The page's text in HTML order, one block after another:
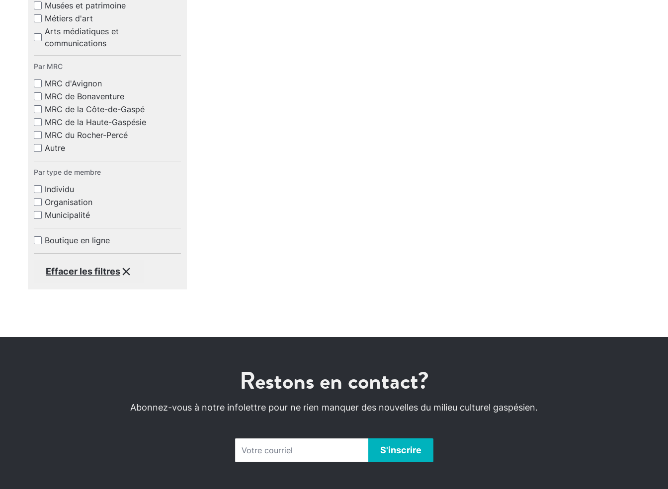
Musées et patrimoine
Métiers d'art
Arts médiatiques et
communications
Par MRC
MRC d'Avignon
MRC de Bonaventure
MRC de la Côte-de-Gaspé
MRC de la Haute-Gaspésie
MRC du Rocher-Percé
Autre
Par type de membre
Individu
Organisation
Municipalité
Boutique en ligne
Effacer les filtres
Restons en contact?
Abonnez-vous à notre infolettre pour ne rien manquer des nouvelles du milieu culturel gaspésien.